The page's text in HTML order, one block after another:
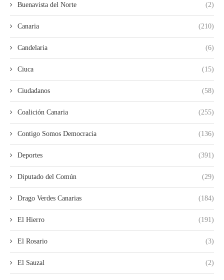
Buenavista del Norte (2)
Canaria (210)
Candelaria (6)
Ciuca (15)
Ciudadanos (58)
Coalición Canaria (255)
Contigo Somos Democracia (136)
Deportes (391)
Diputado del Común (29)
Drago Verdes Canarias (184)
El Hierro (191)
El Rosario (3)
El Sauzal (2)